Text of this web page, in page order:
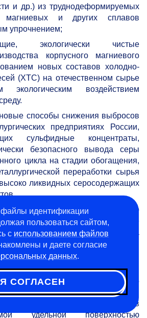
и др.) из труднодеформируемых
магниевых и других сплавов
упрочнением;
экологически чистые
корпусного магниевого
новых составов холодно-
(ХТС) на отечественном сырье
воздействием
способы снижения выбросов
предприятиях России,
сульфидные концентраты,
безопасного вывода серы
цикла на стадии обогащения,
переработки сырья
ликвидных серосодержащих
технологии переработки рудного
вольфрамового сырья, в том числе
с целью расширения спектра
и металлов повышенной
высокочистых металлов для
сплавов нового
на использовании
сорбентов
удельной поверхностью
идентификации
пользоваться сайтом,
с использованием файлов
и даете согласие
данных.
Я СОГЛАСЕН